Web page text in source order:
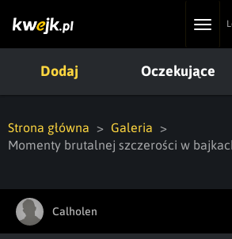
Dodaj Oczekujące
Strona główna
Galeria
Momenty brutalnej szczerości w
Calholen